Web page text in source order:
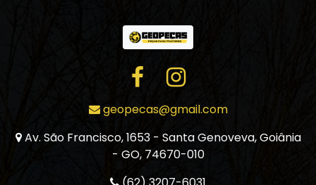
geopecas@gmail.com
Av. São Francisco, 1653 - Santa Genoveva, Goiânia
- GO, 74670-010